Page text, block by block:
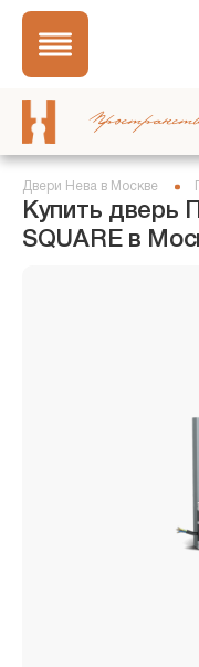
Двери Нева в Москве
Купить дверь
SQUARE в